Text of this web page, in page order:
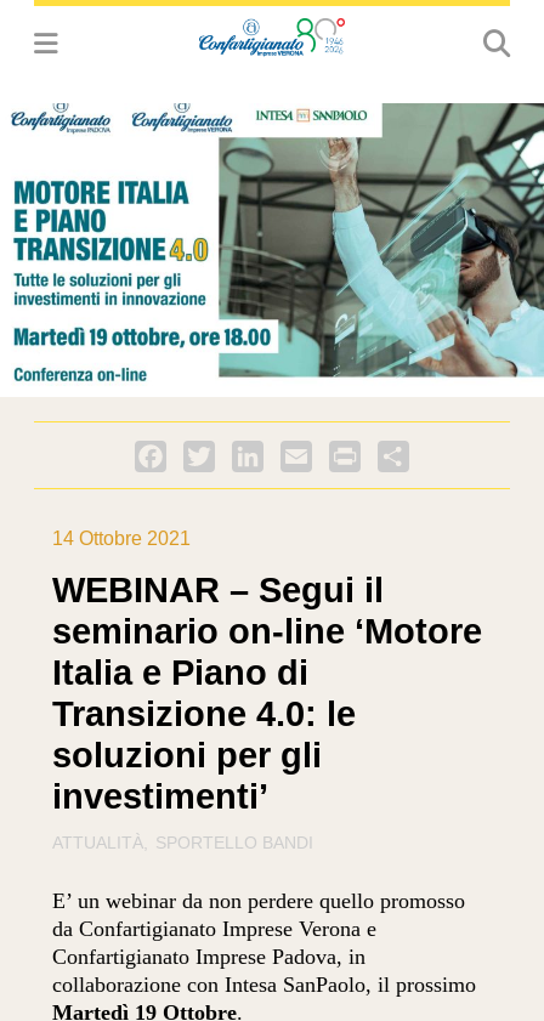
Facebook
Twitter LinkedInEmail PrintFriendly
14 Ottobre 2021
WEBINAR – Segui il
seminario on-line ‘Motore
Italia e Piano di
Transizione 4.0: le
soluzioni per gli
investimenti’
ATTUALITÀ SPORTELLO BANDI
E’ un webinar da non perdere quello promosso
da Confartigianato Imprese Verona e
Confartigianato Imprese Padova, in
collaborazione con Intesa SanPaolo, il prossimo
Martedì 19 Ottobre.